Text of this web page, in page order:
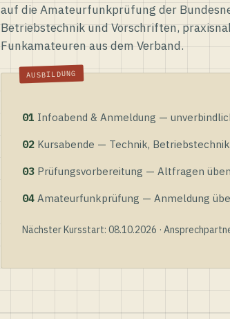
auf die Amateurfunkprüfung der
Betriebstechnik und Vorschriften,
Funkamateuren aus dem Verband.
01 Infoabend & Anmeldung —
02 Kursabende — Technik,
03 Prüfungsvorbereitung — Altfragen
04 Amateurfunkprüfung — Anmeldung
Nächster Kursstart: 08.10.2026 ·